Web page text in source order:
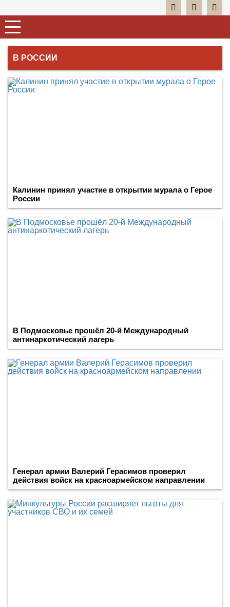
В РОССИИ
Калинин принял участие в открытии мурала о Герое
России
В Подмосковье прошёл 20-й Международный
антинаркотический лагерь
Генерал армии Валерий Герасимов проверил
действия войск на красноармейском направлении